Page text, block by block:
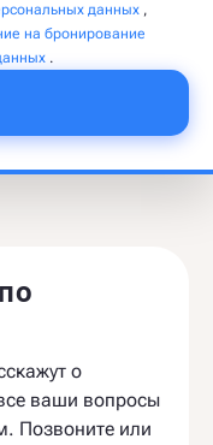
данных ,
на бронирование
.
о
ваши вопросы
Позвоните или